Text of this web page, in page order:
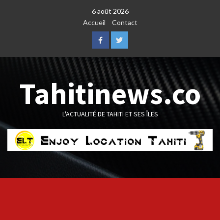
6 août 2026
Accueil
Contact
FacebookTwitter
Tahitinews.co
L'ACTUALITÉ DE TAHITI ET SES ÎLES